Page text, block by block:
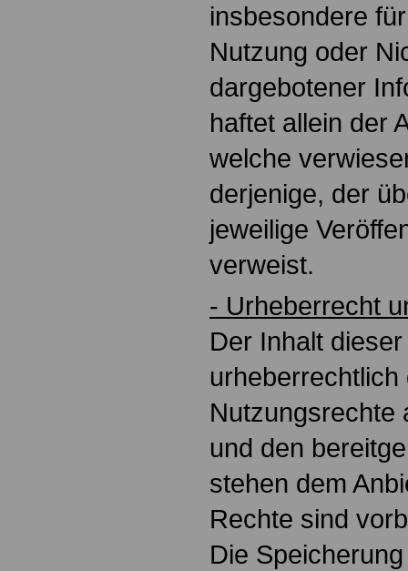
insbesondere
Nutzung oder
dargebotener
haftet allein der
welche
derjenige, der
jeweilige
verweist.
- Urheberrecht
Der Inhalt
Nutzungsrechte
und den
stehen dem
Rechte sind
Die